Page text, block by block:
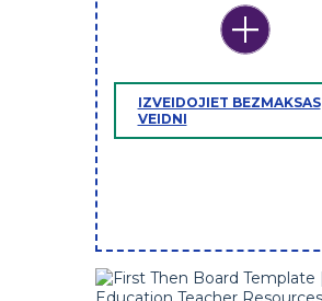
IZVEIDOJIET BEZMAKSAS
VEIDNI